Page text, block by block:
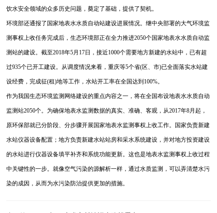
饮水安全领域的众多历史问题，奠定了基础，提供了契机。
环境部还通报了国家地表水水质自动站建设进展情况。继中央部署的大气环境监
测事权上收任务完成后，生态环境部正在全力推进2050个国家地表水水质自动监
测站的建设。截至2018年5月17日，接近1000个需要地方新建的水站中，已有超
过935个已开工建设。从调度情况来看，重庆等5个省(区、市)已全面落实水站建
设经费，完成征(租)地等工作，水站开工率在全国达到100%。
作为我国生态环境监测网络建设的重点内容之一，将在全国布设地表水水质自动
监测站2050个。为确保地表水监测数据的真实、准确、客观，从2017年8月起，
原环保部就已分阶段、分步骤开展国家地表水监测事权上收工作。国家负责新建
水站仪器设备配置；地方负责新建水站站房和采水系统建设，并对地方投资建设
的水站进行仪器设备填平补齐和系统功能更新。这也是地表水监测事权上收过程
中关键性的一步。就像空气污染的源解析一样，通过水质监测，可以弄清楚水污
染的成因，从而为水污染防治提供更加的措施。